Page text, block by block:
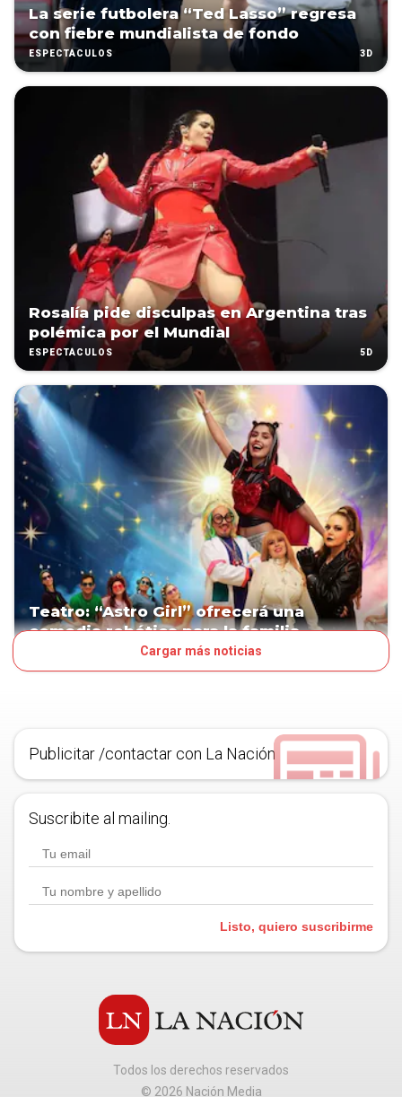
La serie futbolera “Ted Lasso” regresa
con fiebre mundialista de fondo
ESPECTÁCULOS 3D
Rosalía pide disculpas en Argentina tras
polémica por el Mundial
ESPECTÁCULOS 5D
Teatro: “Astro Girl” ofrecerá una
comedia robótica para la familia
Cargar más noticias
Publicitar /contactar con La Nación
Suscribite al mailing.
Listo, quiero suscribirme
Todos los derechos reservados
© 2026 Nación Media